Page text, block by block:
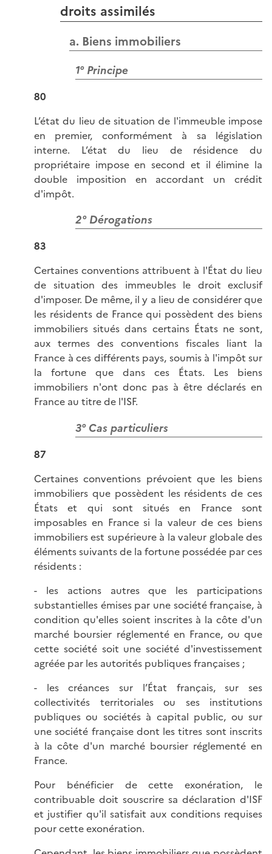
droits assimilés
a. Biens immobiliers
1° Principe
80
L’état du lieu de situation de l'immeuble impose
en premier, conformément à sa législation
interne. L’état du lieu de résidence du
propriétaire impose en second et il élimine la
double imposition en accordant un crédit
d'impôt.
2° Dérogations
83
Certaines conventions attribuent à l'État du lieu
de situation des immeubles le droit exclusif
d'imposer. De même, il y a lieu de considérer que
les résidents de France qui possèdent des biens
immobiliers situés dans certains États ne sont,
aux termes des conventions fiscales liant la
France à ces différents pays, soumis à l'impôt sur
la fortune que dans ces États. Les biens
immobiliers n'ont donc pas à être déclarés en
France au titre de l'ISF.
3° Cas particuliers
87
Certaines conventions prévoient que les biens
immobiliers que possèdent les résidents de ces
États et qui sont situés en France sont
imposables en France si la valeur de ces biens
immobiliers est supérieure à la valeur globale des
éléments suivants de la fortune possédée par ces
résidents :
- les actions autres que les participations
substantielles émises par une société française, à
condition qu'elles soient inscrites à la côte d'un
marché boursier réglementé en France, ou que
cette société soit une société d'investissement
agréée par les autorités publiques françaises ;
- les créances sur l’État français, sur ses
collectivités territoriales ou ses institutions
publiques ou sociétés à capital public, ou sur
une société française dont les titres sont inscrits
à la côte d'un marché boursier réglementé en
France.
Pour bénéficier de cette exonération, le
contribuable doit souscrire sa déclaration d'ISF
et justifier qu'il satisfait aux conditions requises
pour cette exonération.